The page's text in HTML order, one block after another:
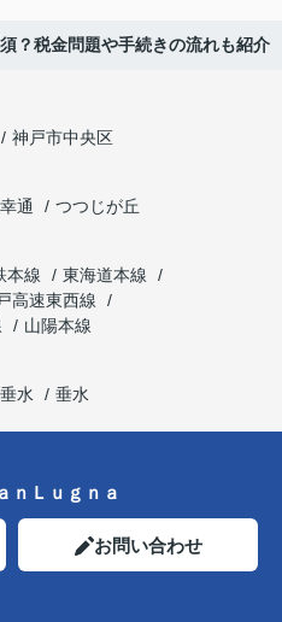
？税金問題や手続きの流れも紹介
神戸市中央区
通
つつじが丘
本線
東海道本線
高速東西線
山陽本線
水 垂水
ｎＬｕｇｎａ
お問い合わせ